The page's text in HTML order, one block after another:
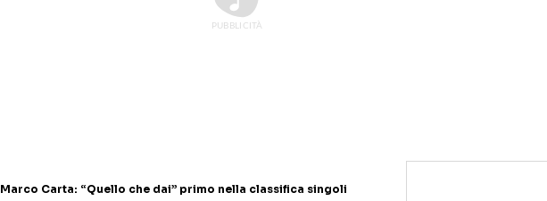
Marco Carta: “Quello che dai” primo nella classifica singoli